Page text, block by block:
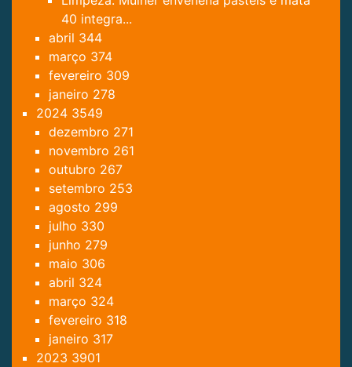
40 integra...
abril 344
março 374
fevereiro 309
janeiro 278
2024 3549
dezembro 271
novembro 261
outubro 267
setembro 253
agosto 299
julho 330
junho 279
maio 306
abril 324
março 324
fevereiro 318
janeiro 317
2023 3901